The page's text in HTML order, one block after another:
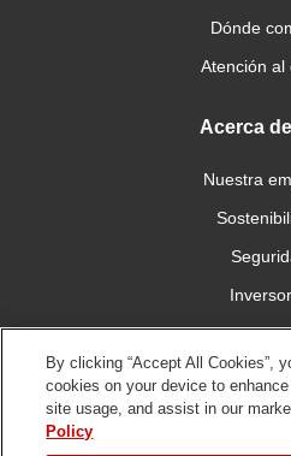
Dónde
Atención al
Acerca
Nuestra
Conéctese
By clicking “Accept All Cookies”,
cookies on your device to
site usage, and assist in our
Policy